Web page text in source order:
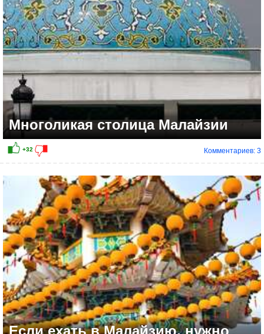
+20
Многоликая столица Малайзии
Комментариев: 3
Если ехать в Малайзию, нужно